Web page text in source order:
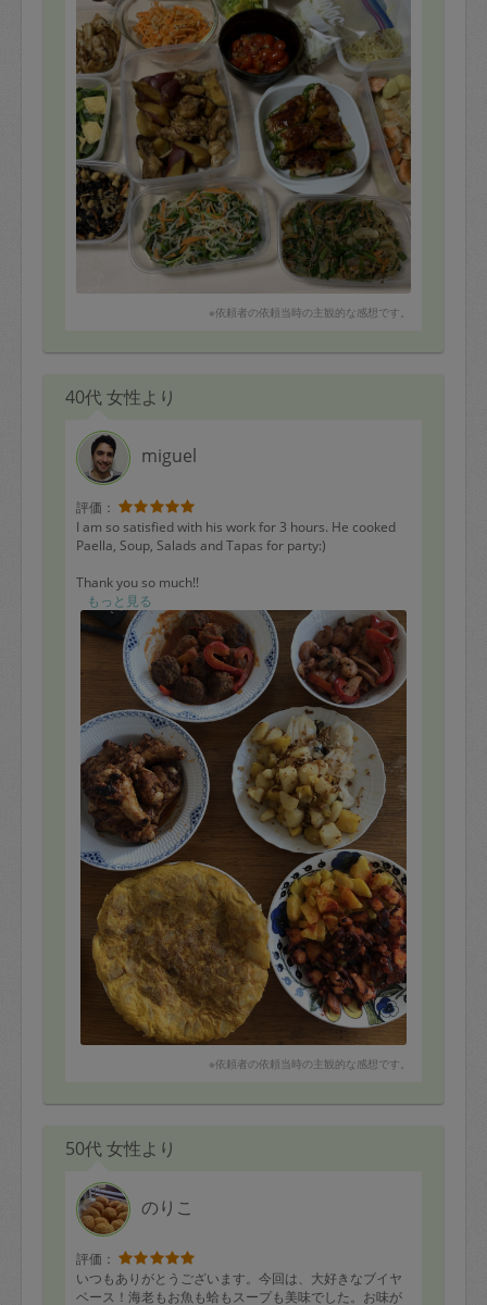
この度はありがとうございました！
※依頼者の依頼当時の主観的な感想です。
40代 女性より
miguel
評価：
I am so satisfied with his work for 3 hours. He cooked
Paella, Soup, Salads and Tapas for party:)
Thank you so much!!
もっと見る
※依頼者の依頼当時の主観的な感想です。
50代 女性より
のりこ
評価：
いつもありがとうございます。今回は、大好きなブイヤ
ベース！海老もお魚も蛤もスープも美味でした。お味が